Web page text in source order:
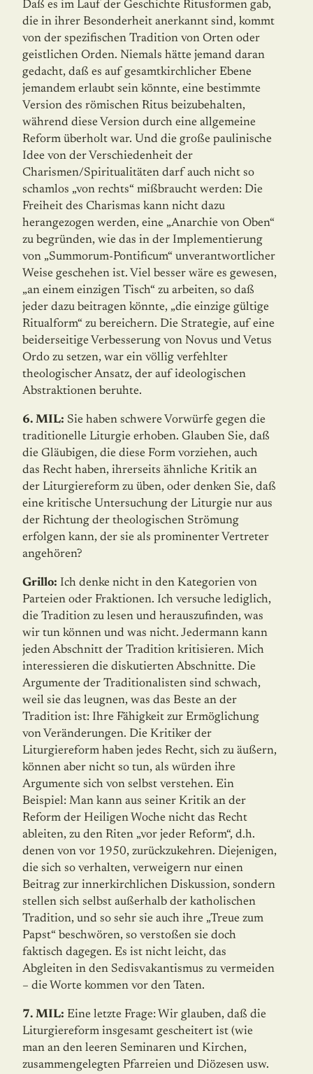
Daß es im Lauf der Geschichte Ritusformen gab,
die in ihrer Besonderheit anerkannt sind, kommt
von der spezifischen Tradition von Orten oder
geistlichen Orden. Niemals hätte jemand daran
gedacht, daß es auf gesamtkirchlicher Ebene
jemandem erlaubt sein könnte, eine bestimmte
Version des römischen Ritus beizubehalten,
während diese Version durch eine allgemeine
Reform überholt war. Und die große paulinische
Idee von der Verschiedenheit der
Charismen/Spiritualitäten darf auch nicht so
schamlos „von rechts“ mißbraucht werden: Die
Freiheit des Charismas kann nicht dazu
herangezogen werden, eine „Anarchie von Oben“
zu begründen, wie das in der Implementierung
von „Summorum-Pontificum“ unverantwortlicher
Weise geschehen ist. Viel besser wäre es gewesen,
„an einem einzigen Tisch“ zu arbeiten, so daß
jeder dazu beitragen könnte, „die einzige gültige
Ritualform“ zu bereichern. Die Strategie, auf eine
beiderseitige Verbesserung von Novus und Vetus
Ordo zu setzen, war ein völlig verfehlter
theologischer Ansatz, der auf ideologischen
Abstraktionen beruhte.
6. MIL: Sie haben schwere Vorwürfe gegen die
traditionelle Liturgie erhoben. Glauben Sie, daß
die Gläubigen, die diese Form vorziehen, auch
das Recht haben, ihrerseits ähnliche Kritik an
der Liturgiereform zu üben, oder denken Sie, daß
eine kritische Untersuchung der Liturgie nur aus
der Richtung der theologischen Strömung
erfolgen kann, der sie als prominenter Vertreter
angehören?
Grillo: Ich denke nicht in den Kategorien von
Parteien oder Fraktionen. Ich versuche lediglich,
die Tradition zu lesen und herauszufinden, was
wir tun können und was nicht. Jedermann kann
jeden Abschnitt der Tradition kritisieren. Mich
interessieren die diskutierten Abschnitte. Die
Argumente der Traditionalisten sind schwach,
weil sie das leugnen, was das Beste an der
Tradition ist: Ihre Fähigkeit zur Ermöglichung
von Veränderungen. Die Kritiker der
Liturgiereform haben jedes Recht, sich zu äußern,
können aber nicht so tun, als würden ihre
Argumente sich von selbst verstehen. Ein
Beispiel: Man kann aus seiner Kritik an der
Reform der Heiligen Woche nicht das Recht
ableiten, zu den Riten „vor jeder Reform“, d.h.
denen von vor 1950, zurückzukehren. Diejenigen,
die sich so verhalten, verweigern nur einen
Beitrag zur innerkirchlichen Diskussion, sondern
stellen sich selbst außerhalb der katholischen
Tradition, und so sehr sie auch ihre „Treue zum
Papst“ beschwören, so verstoßen sie doch
faktisch dagegen. Es ist nicht leicht, das
Abgleiten in den Sedisvakantismus zu vermeiden
– die Worte kommen vor den Taten.
7. MIL: Eine letzte Frage: Wir glauben, daß die
Liturgiereform insgesamt gescheitert ist (wie
man an den leeren Seminaren und Kirchen,
zusammengelegten Pfarreien und Diözesen usw.